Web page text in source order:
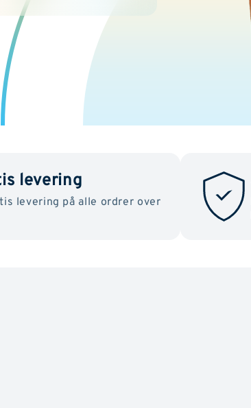
levering
levering på alle ordrer over